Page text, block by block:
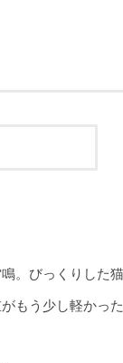
。びっくりした
もう少し軽かっ